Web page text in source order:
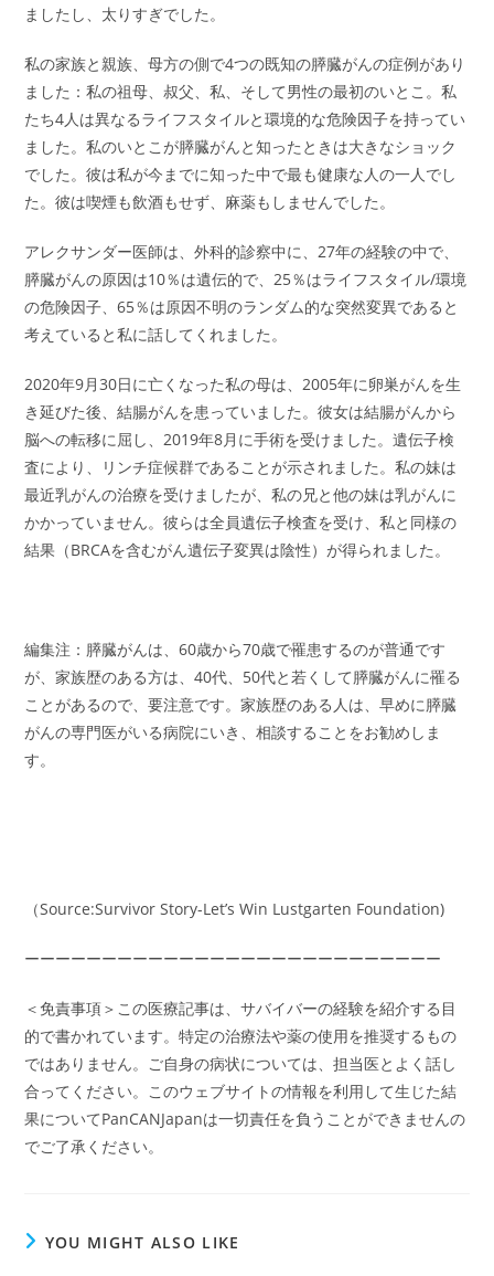
ましたし、太りすぎでした。
私の家族と親族、母方の側で4つの既知の膵臓がんの症例があり
ました：私の祖母、叔父、私、そして男性の最初のいとこ。私
たち4人は異なるライフスタイルと環境的な危険因子を持ってい
ました。私のいとこが膵臓がんと知ったときは大きなショック
でした。彼は私が今までに知った中で最も健康な人の一人でし
た。彼は喫煙も飲酒もせず、麻薬もしませんでした。
アレクサンダー医師は、外科的診察中に、27年の経験の中で、
膵臓がんの原因は10％は遺伝的で、25％はライフスタイル/環境
の危険因子、65％は原因不明のランダム的な突然変異であると
考えていると私に話してくれました。
2020年9月30日に亡くなった私の母は、2005年に卵巣がんを生
き延びた後、結腸がんを患っていました。彼女は結腸がんから
脳への転移に屈し、2019年8月に手術を受けました。遺伝子検
査により、リンチ症候群であることが示されました。私の妹は
最近乳がんの治療を受けましたが、私の兄と他の妹は乳がんに
かかっていません。彼らは全員遺伝子検査を受け、私と同様の
結果（BRCAを含むがん遺伝子変異は陰性）が得られました。
編集注：膵臓がんは、60歳から70歳で罹患するのが普通です
が、家族歴のある方は、40代、50代と若くして膵臓がんに罹る
ことがあるので、要注意です。家族歴のある人は、早めに膵臓
がんの専門医がいる病院にいき、相談することをお勧めしま
す。
（Source:Survivor Story-Let’s Win Lustgarten Foundation)
ーーーーーーーーーーーーーーーーーーーーーーーーーーー
＜免責事項＞この医療記事は、サバイバーの経験を紹介する目
的で書かれています。特定の治療法や薬の使用を推奨するもの
ではありません。ご自身の病状については、担当医とよく話し
合ってください。このウェブサイトの情報を利用して生じた結
果についてPanCANJapanは一切責任を負うことができませんの
でご了承ください。
YOU MIGHT ALSO LIKE